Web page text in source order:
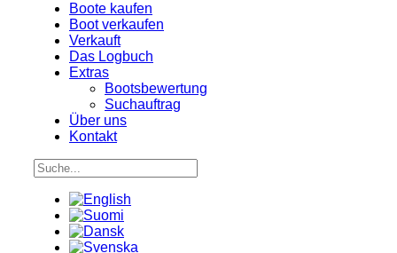
Boote kaufen
Boot verkaufen
Verkauft
Das Logbuch
Extras
Bootsbewertung
Suchauftrag
Über uns
Kontakt